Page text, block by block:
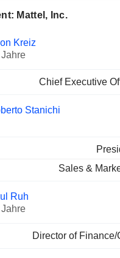
Mattel, Inc.
Besetzte
Kreiz
Chief Executive
Stanichi
Sales &
Ruh
Director of Finance/